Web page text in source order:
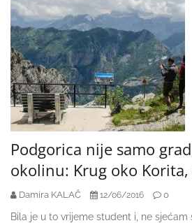
Podgorica nije samo
okolinu: Krug oko
Damira KALAČ 12/06/2016 0
Bila je u to vrijeme student i, ne sjećam